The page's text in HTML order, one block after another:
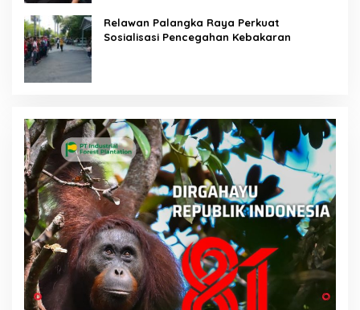
Relawan Palangka Raya Perkuat
Sosialisasi Pencegahan Kebakaran